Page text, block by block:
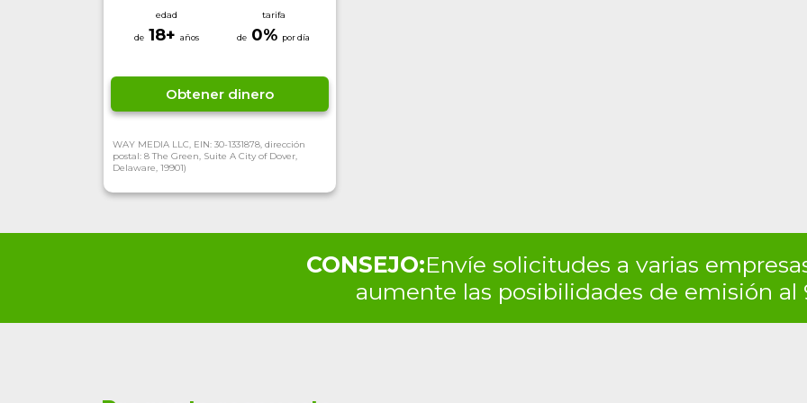
edad
18+
tarifa
0%
Obtener dinero
WAY MEDIA LLC, EIN: 30-1331878, dirección
postal: 8 The Green, Suite A City of Dover,
Delaware, 19901)
CONSEJO:Envíe solicitudes a varias
aumente las posibilidades de emisión al